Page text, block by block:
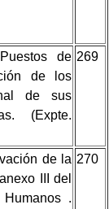
de
de los
de sus
(Expte.
269
de la
III del
.
270